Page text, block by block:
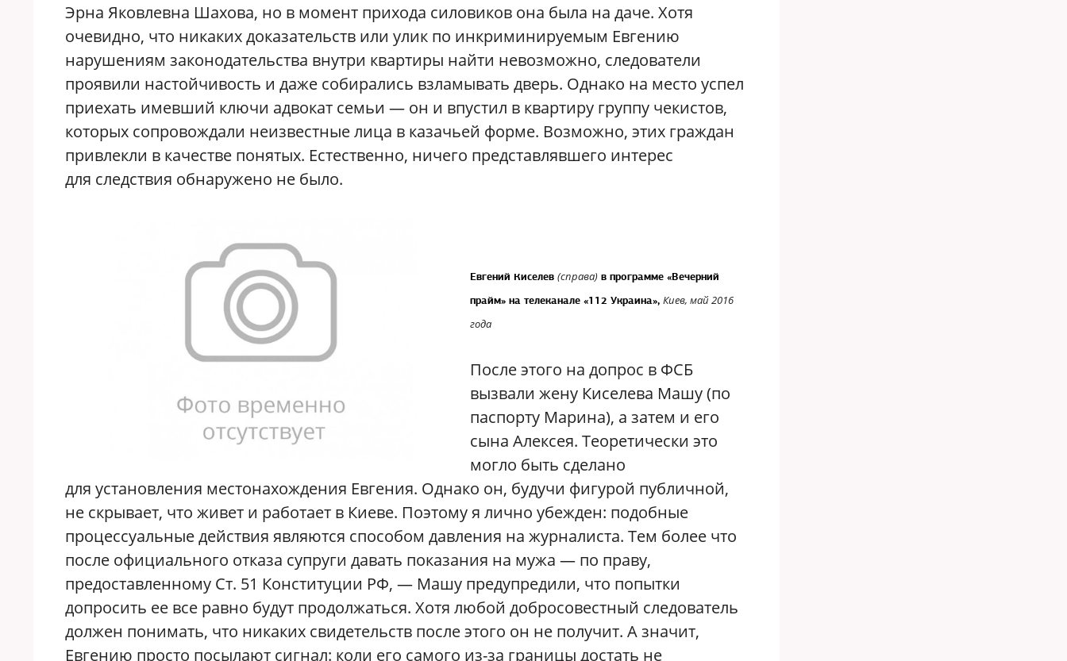
Эрна Яковлевна Шахова, но в момент прихода силовиков она была на даче. Хотя
очевидно, что никаких доказательств или улик по инкриминируемым Евгению
нарушениям законодательства внутри квартиры найти невозможно, следователи
проявили настойчивость и даже собирались взламывать дверь. Однако на место успел
приехать имевший ключи адвокат семьи — он и впустил в квартиру группу чекистов,
которых сопровождали неизвестные лица в казачьей форме. Возможно, этих граждан
привлекли в качестве понятых. Естественно, ничего представлявшего интерес
для следствия обнаружено не было.
Евгений Киселев (справа) в программе «Вечерний
прайм» на телеканале «112 Украина», Киев, май 2016
года
После этого на допрос в ФСБ
вызвали жену Киселева Машу (по
паспорту Марина), а затем и его
сына Алексея. Теоретически это
могло быть сделано
для установления местонахождения Евгения. Однако он, будучи фигурой публичной,
не скрывает, что живет и работает в Киеве. Поэтому я лично убежден: подобные
процессуальные действия являются способом давления на журналиста. Тем более что
после официального отказа супруги давать показания на мужа — по праву,
предоставленному Ст. 51 Конституции РФ, — Машу предупредили, что попытки
допросить ее все равно будут продолжаться. Хотя любой добросовестный следователь
должен понимать, что никаких свидетельств после этого он не получит. А значит,
Евгению просто посылают сигнал: коли его самого из-за границы достать не